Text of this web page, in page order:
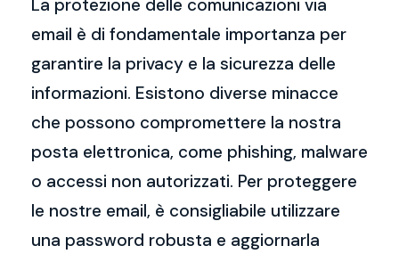
La protezione delle comunicazioni via
email è di fondamentale importanza per
garantire la privacy e la sicurezza delle
informazioni. Esistono diverse minacce
che possono compromettere la nostra
posta elettronica, come phishing, malware
o accessi non autorizzati. Per proteggere
le nostre email, è consigliabile utilizzare
una password robusta e aggiornarla